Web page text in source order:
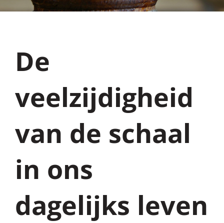
De
veelzijdigheid
van de schaal
in ons
dagelijks leven